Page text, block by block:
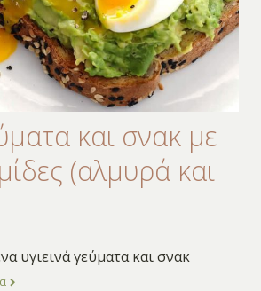
και σνακ με
(αλμυρά και
υγιεινά γεύματα και σνακ